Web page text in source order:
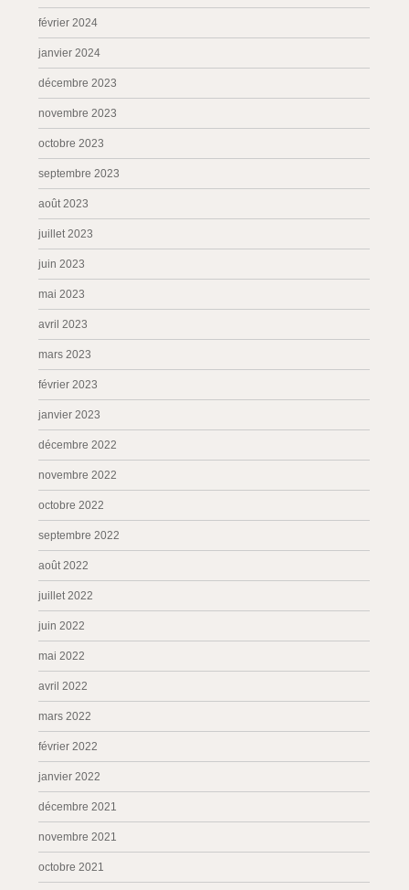
février 2024
janvier 2024
décembre 2023
novembre 2023
octobre 2023
septembre 2023
août 2023
juillet 2023
juin 2023
mai 2023
avril 2023
mars 2023
février 2023
janvier 2023
décembre 2022
novembre 2022
octobre 2022
septembre 2022
août 2022
juillet 2022
juin 2022
mai 2022
avril 2022
mars 2022
février 2022
janvier 2022
décembre 2021
novembre 2021
octobre 2021